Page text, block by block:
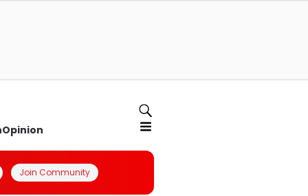
Opinion
Join Community